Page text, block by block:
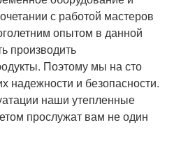
с работой мастеров
опытом в данной
производить
Поэтому мы на сто
надежности и безопасности.
наши утепленные
прослужат вам не один